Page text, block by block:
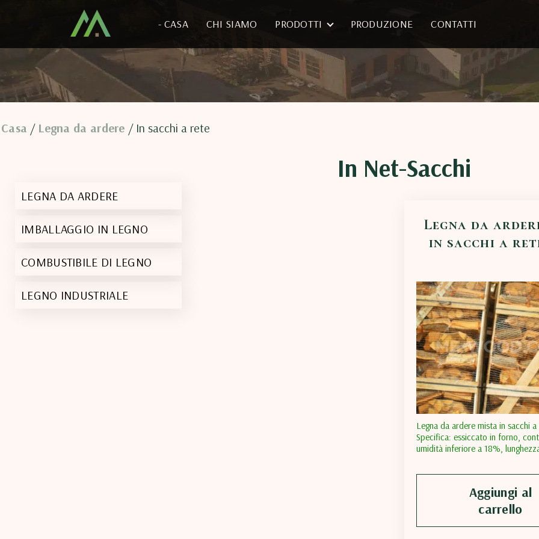
- CASA CHI SIAMO PRODOTTI PRODUZIONE CONTATTI
Casa / Legna da ardere / In sacchi a rete
In Net-Sacchi
LEGNA DA ARDERE
IMBALLAGGIO IN LEGNO
COMBUSTIBILE DI LEGNO
LEGNO INDUSTRIALE
Legna da
in sacchi a
Legna da ardere mista in sacchi
Specifica: essiccato in forno,
umidità inferiore a 18%,
ontano, pioppo tremulo, vimini
Confezione: carico completo 32
Aggiungi al
carrello